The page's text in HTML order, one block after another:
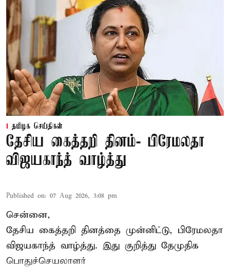
தமிழக செய்திகள்
தேசிய கைத்தறி தினம்- பிரேமலதா
விஜயகாந்த் வாழ்த்து
Published on: 07 Aug 2026, 3:08 pm
சென்னை,
தேசிய கைத்தறி தினத்தை முன்னிட்டு, பிரேமலதா
விஜயகாந்த் வாழ்த்து. இது குறித்து தேமுதிக
பொதுச்செயலாளர்